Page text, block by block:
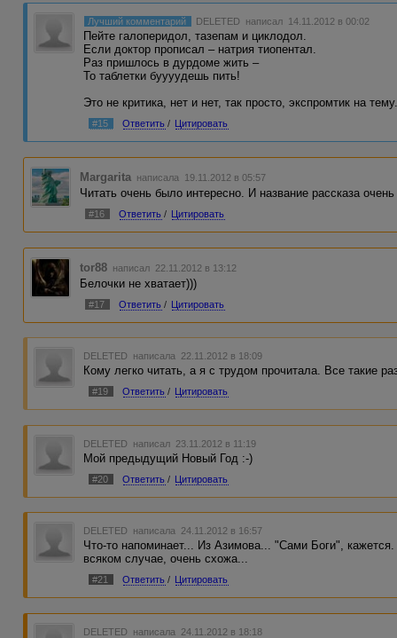
Лучший комментарий DELETED написал 14.11.2012 в 00:02
Пейте галоперидол, тазепам и циклодол.
Если доктор прописал – натрия тиопентал.
Раз пришлось в дурдоме жить –
То таблетки буууудешь пить!
Это не критика, нет и нет, так просто, экспромтик на
#15 Ответить / Цитировать
Margarita написала 19.11.2012 в 05:57
Читать очень было интересно. И название рассказа
#16 Ответить / Цитировать
tor88 написал 22.11.2012 в 13:12
Белочки не хватает)))
#17 Ответить / Цитировать
DELETED написала 22.11.2012 в 18:09
Кому легко читать, а я с трудом прочитала. Все такие
#19 Ответить / Цитировать
DELETED написал 23.11.2012 в 11:19
Мой предыдущий Новый Год :-)
#20 Ответить / Цитировать
DELETED написала 24.11.2012 в 16:57
Что-то напоминает... Из Азимова... "Сами Боги",
всяком случае, очень схожа...
#21 Ответить / Цитировать
DELETED написала 24.11.2012 в 18:18